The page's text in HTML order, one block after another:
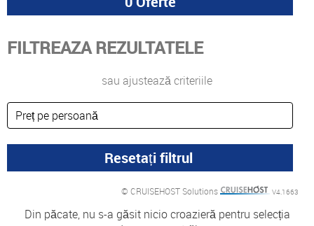
FILTREAZA REZULTATELE
sau ajustează criteriile
© CRUISEHOST Solutions V4.1663
Din păcate, nu s-a găsit nicio croazieră pentru selecția